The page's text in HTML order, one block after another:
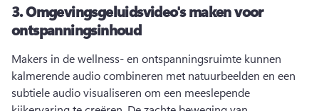
3.Omgevingsgeluidsvideo's maken voor
ontspanningsinhoud
Makers in de wellness- en ontspanningsruimte kunnen
kalmerende audio combineren met natuurbeelden en een
subtiele audio visualiseren om een meeslepende